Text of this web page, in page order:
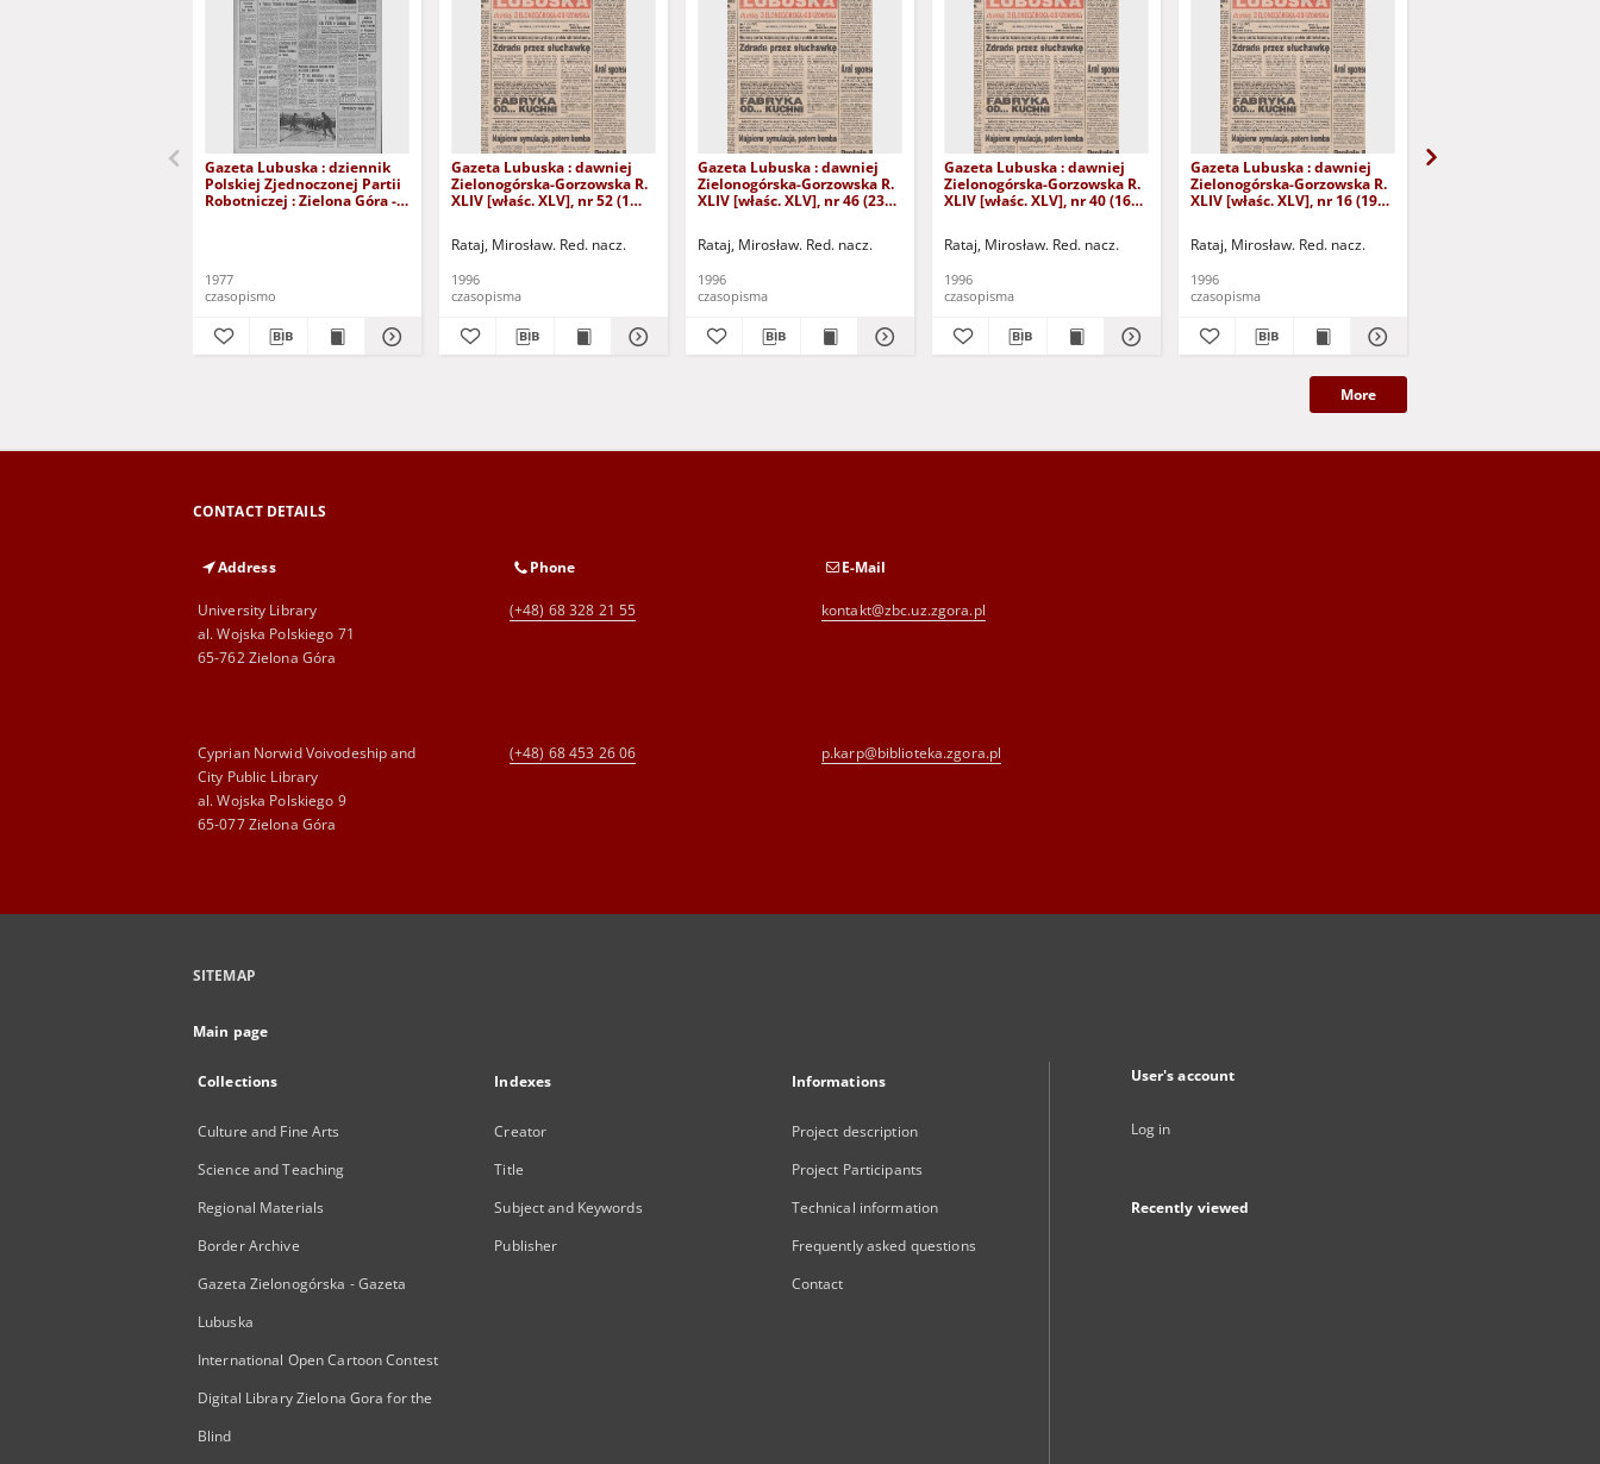
Gazeta Lubuska : dziennik
Polskiej Zjednoczonej Partii
Robotniczej : Zielona Góra -
1977
czasopismo
Gazeta Lubuska : dawniej
Zielonogórska-Gorzowska R.
XLIV [właśc. XLV], nr 52 (1
Rataj, Mirosław. Red. nacz.
1996
czasopisma
Gazeta Lubuska : dawniej
Zielonogórska-Gorzowska R.
XLIV [właśc. XLV], nr 46 (23
Rataj, Mirosław. Red. nacz.
1996
czasopisma
Gazeta Lubuska : dawniej
Zielonogórska-Gorzowska R.
XLIV [właśc. XLV], nr 40 (16
Rataj, Mirosław. Red. nacz.
1996
czasopisma
Gazeta Lubuska : dawniej
Zielonogórska-Gorzowska R.
XLIV [właśc. XLV], nr 16 (19
Rataj, Mirosław. Red. nacz.
1996
czasopisma
More
CONTACT DETAILS
Address
University Library
al. Wojska Polskiego 71
65-762 Zielona Góra
Phone
(+48) 68 328 21 55
E-Mail
kontakt@zbc.uz.zgora.pl
Cyprian Norwid Voivodeship and
City Public Library
al. Wojska Polskiego 9
65-077 Zielona Góra
(+48) 68 453 26 06 p.karp@biblioteka.zgora.pl
SITEMAP
Main page
Collections
Culture and Fine Arts
Science and Teaching
Regional Materials
Border Archive
Gazeta Zielonogórska - Gazeta
Lubuska
International Open Cartoon Contest
Digital Library Zielona Gora for the
Blind
Indexes
Creator
Title
Subject and Keywords
Publisher
Informations
Project description
Project Participants
Technical information
Frequently asked questions
Contact
User's account
Log in
Recently viewed